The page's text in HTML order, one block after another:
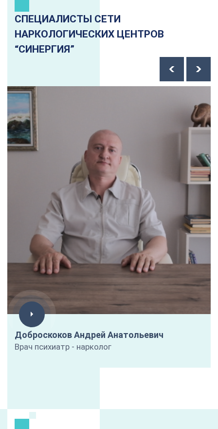
СПЕЦИАЛИСТЫ СЕТИ
НАРКОЛОГИЧЕСКИХ ЦЕНТРОВ
“СИНЕРГИЯ”
Доброскоков Андрей Анатольевич
Врач психиатр - нарколог